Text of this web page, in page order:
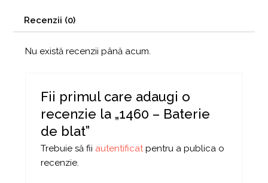
Recenzii (0)
Nu există recenzii până acum.
Fii primul care adaugi o
recenzie la „1460 – Baterie
de blat”
Trebuie să fii autentificatpentru a publica o
recenzie.